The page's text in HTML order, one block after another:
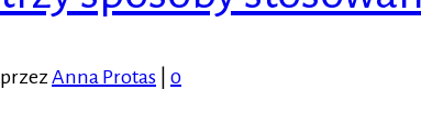
przez Anna Protas 0